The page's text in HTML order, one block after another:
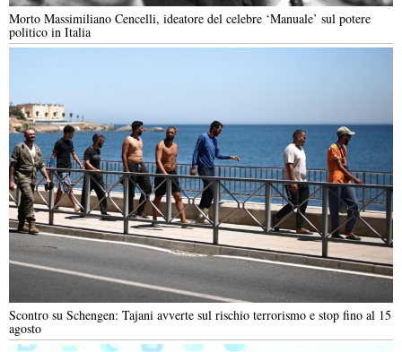
Morto Massimiliano Cencelli, ideatore del celebre ‘Manuale’ sul potere
politico in Italia
Scontro su Schengen: Tajani avverte sul rischio terrorismo e stop fino al 15
agosto